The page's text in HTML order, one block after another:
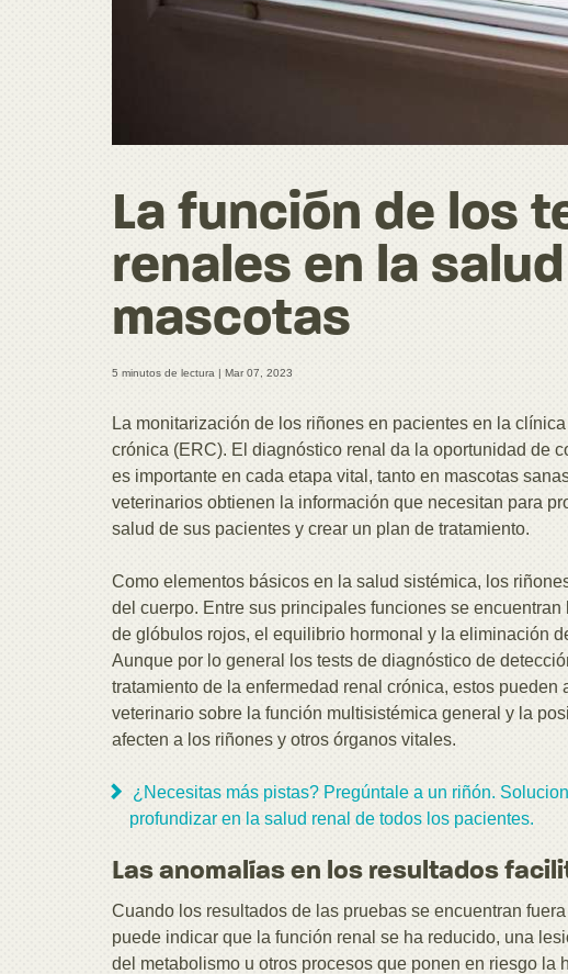
La función de los
renales en la
mascotas
5 minutos de lectura | Mar 07, 2023
La monitarización de los riñones en pacientes en la
crónica (ERC). El diagnóstico renal da la oportunidad de
es importante en cada etapa vital, tanto en mascotas
veterinarios obtienen la información que necesitan para
salud de sus pacientes y crear un plan de tratamiento.
Como elementos básicos en la salud sistémica, los
del cuerpo. Entre sus principales funciones se
de glóbulos rojos, el equilibrio hormonal y la eliminación
Aunque por lo general los tests de diagnóstico de
tratamiento de la enfermedad renal crónica, estos pueden
veterinario sobre la función multisistémica general y la
afecten a los riñones y otros órganos vitales.
¿Necesitas más pistas? Pregúntale a un riñón.
profundizar en la salud renal de todos los pacientes.
Las anomalías en los resultados
Cuando los resultados de las pruebas se encuentran
puede indicar que la función renal se ha reducido, una
del metabolismo u otros procesos que ponen en riesgo la